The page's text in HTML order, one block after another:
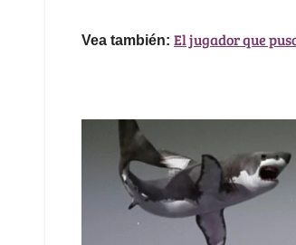
Vea también: El jugador que